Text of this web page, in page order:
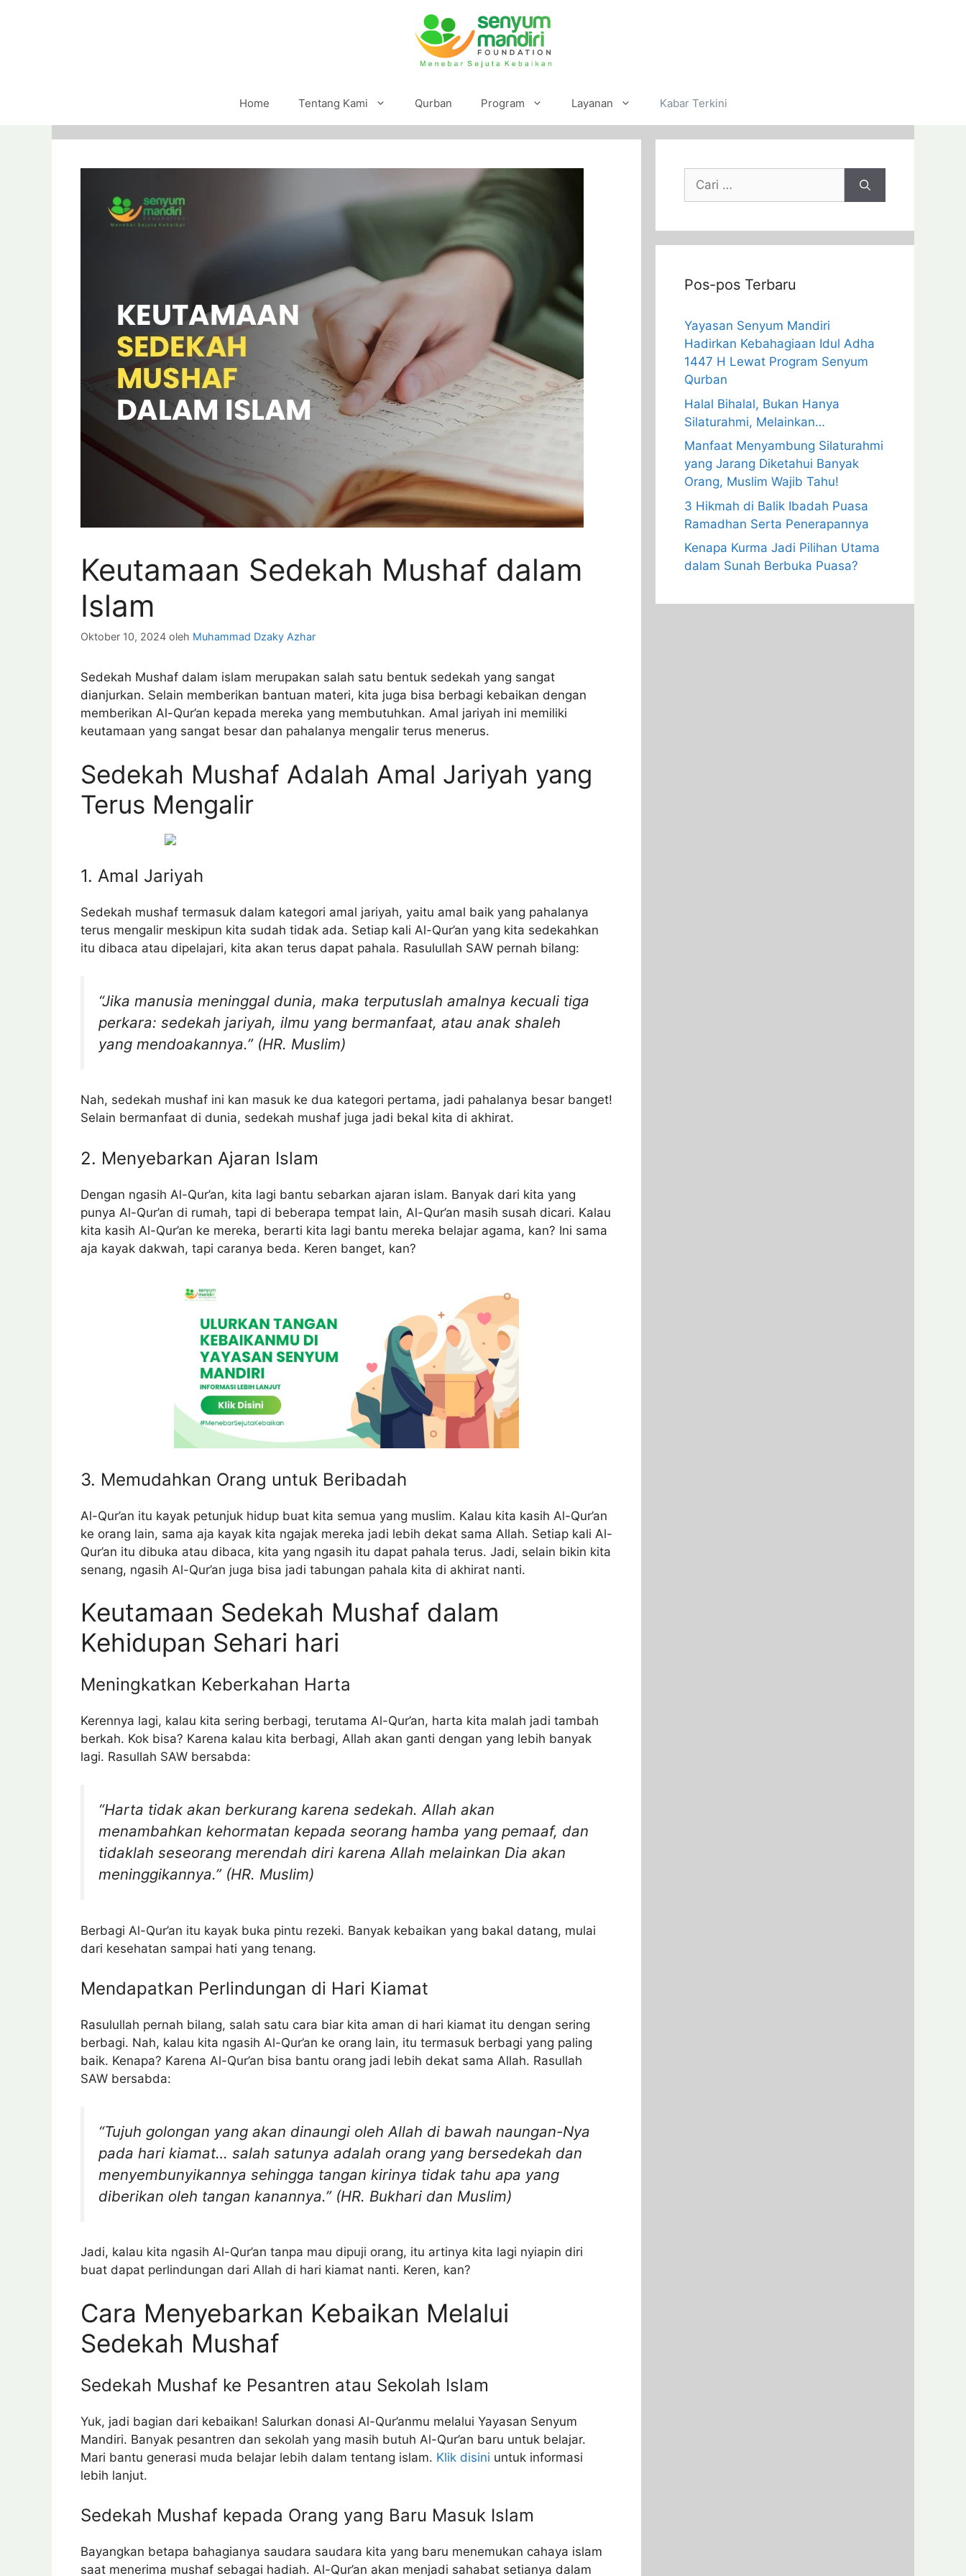
Home Tentang Kami Qurban Program Layanan Kabar Terkini
Keutamaan Sedekah Mushaf dalam
Islam
Oktober 10, 2024 oleh Muhammad Dzaky Azhar
Sedekah Mushaf dalam islam merupakan salah satu bentuk sedekah yang sangat
dianjurkan. Selain memberikan bantuan materi, kita juga bisa berbagi kebaikan dengan
memberikan Al-Qur’an kepada mereka yang membutuhkan. Amal jariyah ini memiliki
keutamaan yang sangat besar dan pahalanya mengalir terus menerus.
Sedekah Mushaf Adalah Amal Jariyah yang
Terus Mengalir
1. Amal Jariyah
Sedekah mushaf termasuk dalam kategori amal jariyah, yaitu amal baik yang pahalanya
terus mengalir meskipun kita sudah tidak ada. Setiap kali Al-Qur’an yang kita sedekahkan
itu dibaca atau dipelajari, kita akan terus dapat pahala. Rasulullah SAW pernah bilang:
“Jika manusia meninggal dunia, maka terputuslah amalnya kecuali tiga
perkara: sedekah jariyah, ilmu yang bermanfaat, atau anak shaleh
yang mendoakannya.” (HR. Muslim)
Nah, sedekah mushaf ini kan masuk ke dua kategori pertama, jadi pahalanya besar banget!
Selain bermanfaat di dunia, sedekah mushaf juga jadi bekal kita di akhirat.
2. Menyebarkan Ajaran Islam
Dengan ngasih Al-Qur’an, kita lagi bantu sebarkan ajaran islam. Banyak dari kita yang
punya Al-Qur’an di rumah, tapi di beberapa tempat lain, Al-Qur’an masih susah dicari. Kalau
kita kasih Al-Qur’an ke mereka, berarti kita lagi bantu mereka belajar agama, kan? Ini sama
aja kayak dakwah, tapi caranya beda. Keren banget, kan?
3. Memudahkan Orang untuk Beribadah
Al-Qur’an itu kayak petunjuk hidup buat kita semua yang muslim. Kalau kita kasih Al-Qur’an
ke orang lain, sama aja kayak kita ngajak mereka jadi lebih dekat sama Allah. Setiap kali Al-
Qur’an itu dibuka atau dibaca, kita yang ngasih itu dapat pahala terus. Jadi, selain bikin kita
senang, ngasih Al-Qur’an juga bisa jadi tabungan pahala kita di akhirat nanti.
Keutamaan Sedekah Mushaf dalam
Kehidupan Sehari hari
Meningkatkan Keberkahan Harta
Kerennya lagi, kalau kita sering berbagi, terutama Al-Qur’an, harta kita malah jadi tambah
berkah. Kok bisa? Karena kalau kita berbagi, Allah akan ganti dengan yang lebih banyak
lagi. Rasullah SAW bersabda:
“Harta tidak akan berkurang karena sedekah. Allah akan
menambahkan kehormatan kepada seorang hamba yang pemaaf, dan
tidaklah seseorang merendah diri karena Allah melainkan Dia akan
meninggikannya.” (HR. Muslim)
Berbagi Al-Qur’an itu kayak buka pintu rezeki. Banyak kebaikan yang bakal datang, mulai
dari kesehatan sampai hati yang tenang.
Mendapatkan Perlindungan di Hari Kiamat
Rasulullah pernah bilang, salah satu cara biar kita aman di hari kiamat itu dengan sering
berbagi. Nah, kalau kita ngasih Al-Qur’an ke orang lain, itu termasuk berbagi yang paling
baik. Kenapa? Karena Al-Qur’an bisa bantu orang jadi lebih dekat sama Allah. Rasullah
SAW bersabda:
“Tujuh golongan yang akan dinaungi oleh Allah di bawah naungan-Nya
pada hari kiamat… salah satunya adalah orang yang bersedekah dan
menyembunyikannya sehingga tangan kirinya tidak tahu apa yang
diberikan oleh tangan kanannya.” (HR. Bukhari dan Muslim)
Jadi, kalau kita ngasih Al-Qur’an tanpa mau dipuji orang, itu artinya kita lagi nyiapin diri
buat dapat perlindungan dari Allah di hari kiamat nanti. Keren, kan?
Cara Menyebarkan Kebaikan Melalui
Sedekah Mushaf
Sedekah Mushaf ke Pesantren atau Sekolah Islam
Yuk, jadi bagian dari kebaikan! Salurkan donasi Al-Qur’anmu melalui Yayasan Senyum
Mandiri. Banyak pesantren dan sekolah yang masih butuh Al-Qur’an baru untuk belajar.
Mari bantu generasi muda belajar lebih dalam tentang islam. Klik disini untuk informasi
lebih lanjut.
Sedekah Mushaf kepada Orang yang Baru Masuk Islam
Bayangkan betapa bahagianya saudara saudara kita yang baru menemukan cahaya islam
saat menerima mushaf sebagai hadiah. Al-Qur’an akan menjadi sahabat setianya dalam
Pos-pos Terbaru
Yayasan Senyum Mandiri
Hadirkan Kebahagiaan Idul Adha
1447 H Lewat Program Senyum
Qurban
Halal Bihalal, Bukan Hanya
Silaturahmi, Melainkan…
Manfaat Menyambung Silaturahmi
yang Jarang Diketahui Banyak
Orang, Muslim Wajib Tahu!
3 Hikmah di Balik Ibadah Puasa
Ramadhan Serta Penerapannya
Kenapa Kurma Jadi Pilihan Utama
dalam Sunah Berbuka Puasa?